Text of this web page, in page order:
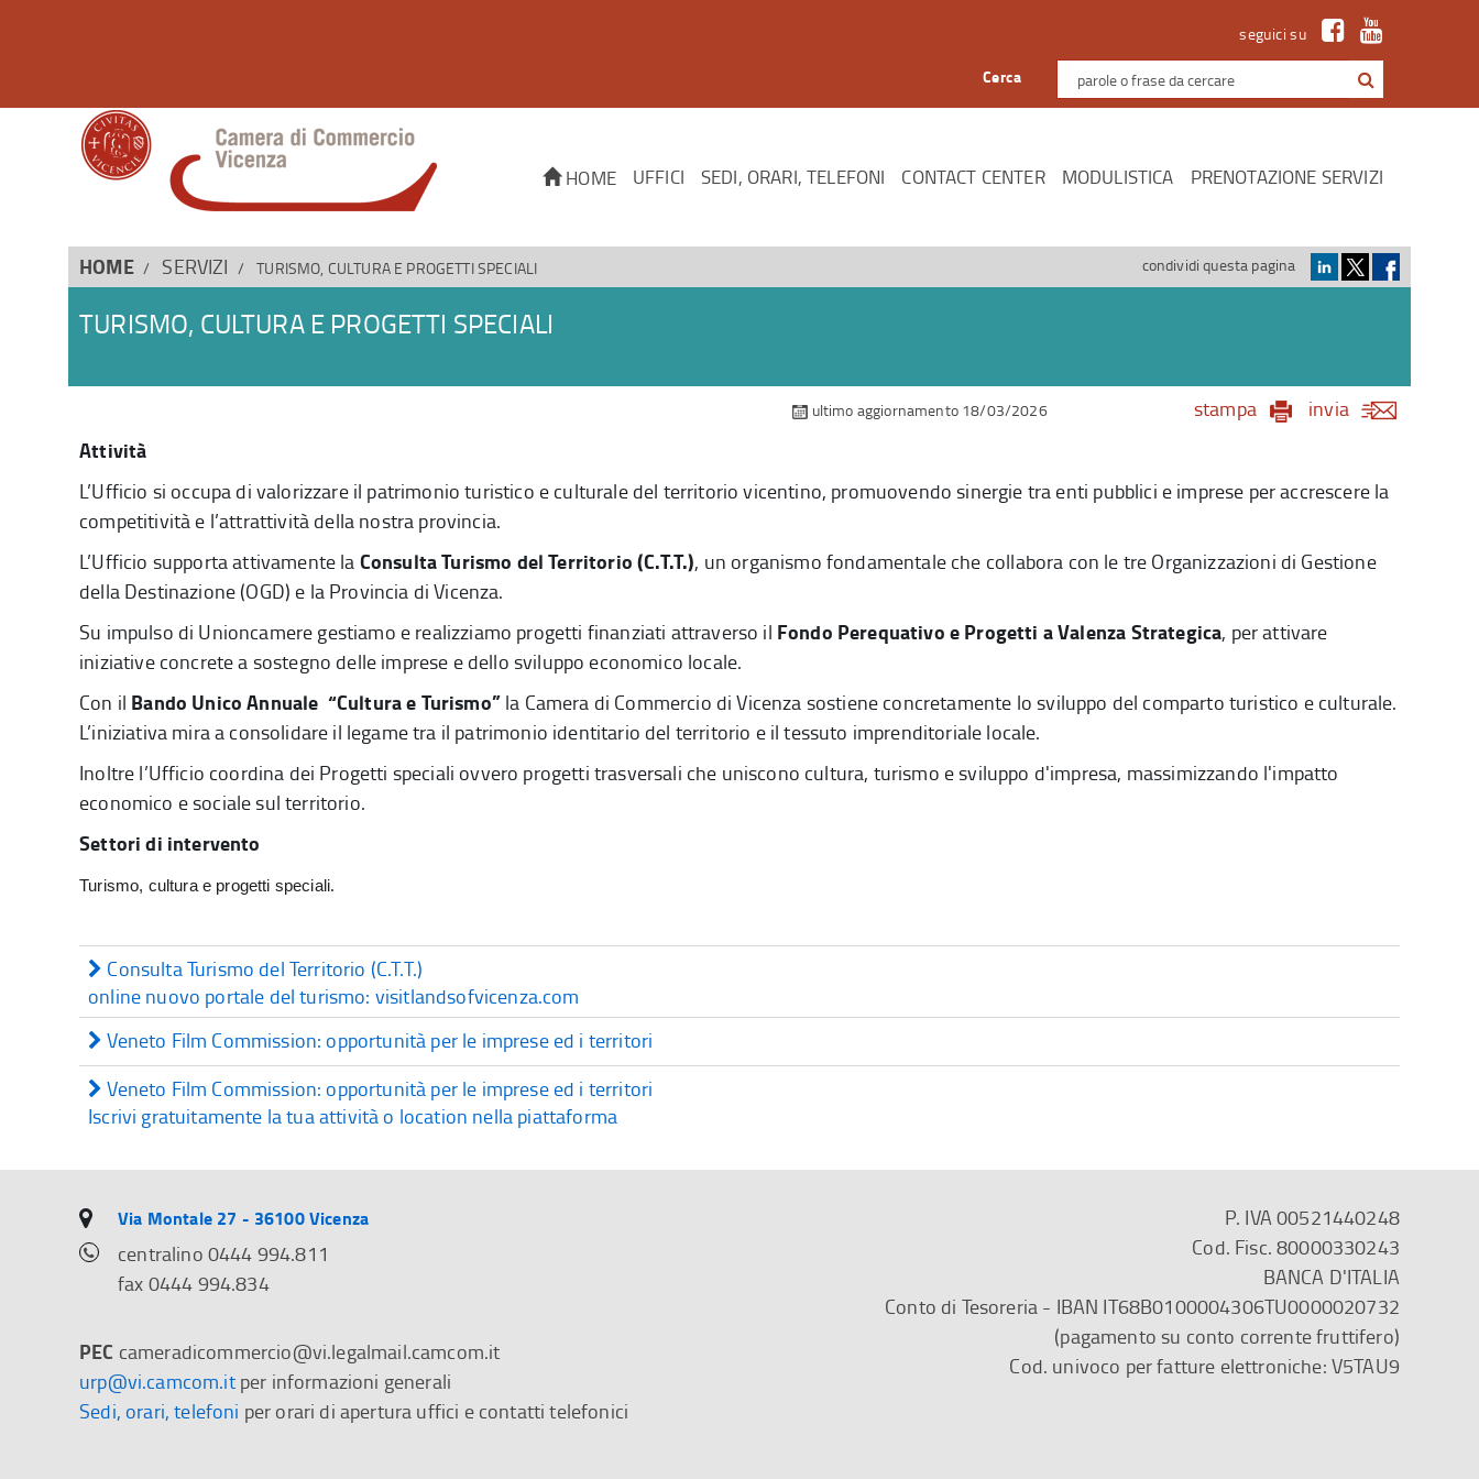
seguici su
Cerca
HOME UFFICI SEDI, ORARI, TELEFONI CONTACT CENTER MODULISTICA PRENOTAZIONE SERVIZI
HOME SERVIZI TURISMO, CULTURA E PROGETTI SPECIALI condividi questa pagina
TURISMO, CULTURA E PROGETTI SPECIALI
ultimo aggiornamento 18/03/2026 stampa invia
Attività
L’Ufficio si occupa di valorizzare il patrimonio turistico e culturale del territorio vicentino, promuovendo sinergie tra enti pubblici e imprese per accrescere la
competitività e l’attrattività della nostra provincia.
L’Ufficio supporta attivamente la Consulta Turismo del Territorio (C.T.T.), un organismo fondamentale che collabora con le tre Organizzazioni di Gestione
della Destinazione (OGD) e la Provincia di Vicenza.
Su impulso di Unioncamere gestiamo e realizziamo progetti finanziati attraverso il Fondo Perequativo e Progetti a Valenza Strategica, per attivare
iniziative concrete a sostegno delle imprese e dello sviluppo economico locale.
Con il Bando Unico Annuale “Cultura e Turismo”la Camera di Commercio di Vicenza sostiene concretamente lo sviluppo del comparto turistico e culturale.
L’iniziativa mira a consolidare il legame tra il patrimonio identitario del territorio e il tessuto imprenditoriale locale.
Inoltre l’Ufficio coordina dei Progetti speciali ovvero progetti trasversali che uniscono cultura, turismo e sviluppo d'impresa, massimizzando l'impatto
economico e sociale sul territorio.
Settori di intervento
Turismo, cultura e progetti speciali.
Consulta Turismo del Territorio (C.T.T.)
online nuovo portale del turismo: visitlandsofvicenza.com
Veneto Film Commission: opportunità per le imprese ed i territori
Veneto Film Commission: opportunità per le imprese ed i territori
Iscrivi gratuitamente la tua attività o location nella piattaforma
Via Montale 27 - 36100 Vicenza
centralino 0444 994.811
fax 0444 994.834
PEC cameradicommercio@vi.legalmail.camcom.it
urp@vi.camcom.itper informazioni generali
Sedi, orari, telefoni per orari di apertura uffici e contatti telefonici
P. IVA 00521440248
Cod. Fisc. 80000330243
BANCA D'ITALIA
Conto di Tesoreria - IBAN IT68B0100004306TU0000020732
(pagamento su conto corrente fruttifero)
Cod. univoco per fatture elettroniche: V5TAU9